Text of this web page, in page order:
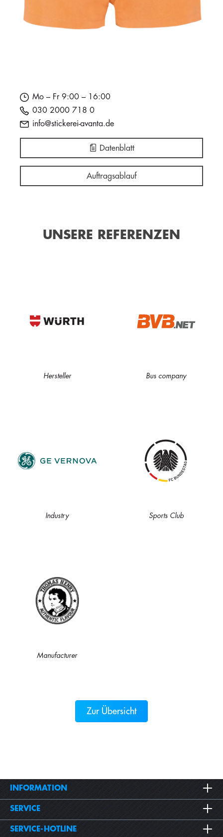
Mo – Fr 9:00 – 16:00
030 2000 718 0
info@stickerei-avanta.de
Datenblatt
Auftragsablauf
UNSERE REFERENZEN
Hersteller Bus company
Industry Sports Club
Manufacturer
Zur Übersicht
INFORMATION
SERVICE
SERVICE-HOTLINE